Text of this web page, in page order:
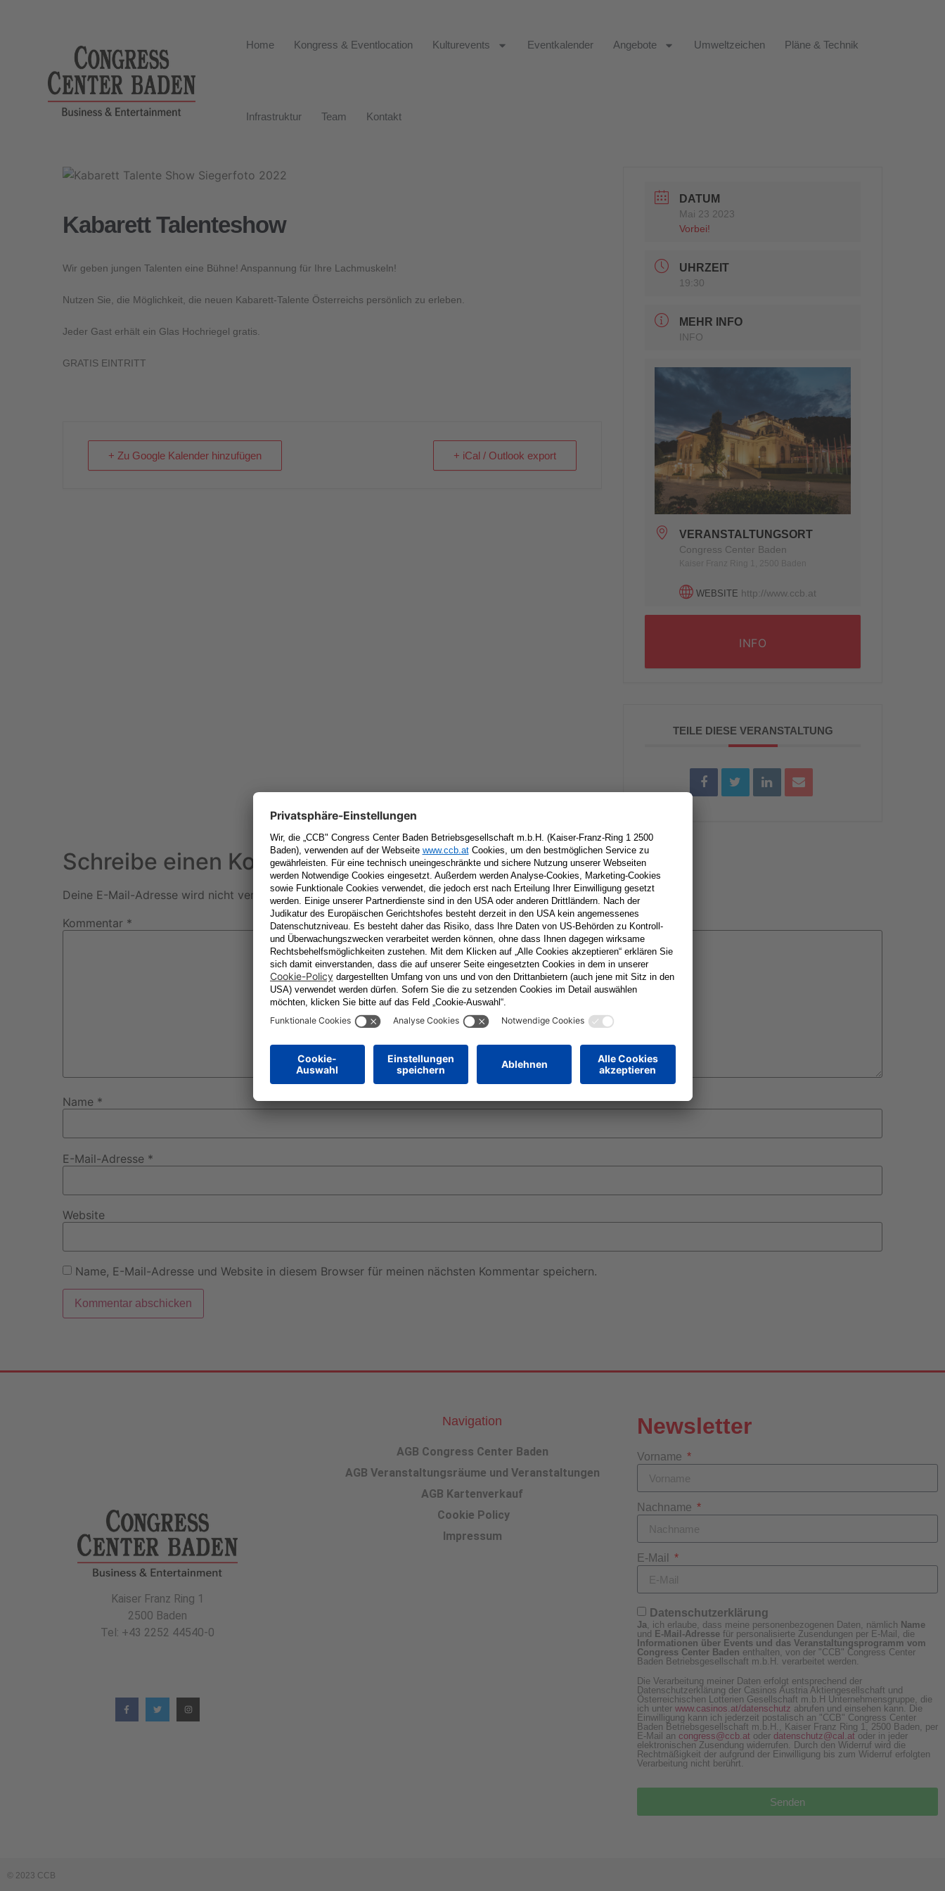
Home Kongress & Eventlocation Kulturevents Eventkalender Angebote Umweltzeichen Pläne & Technik
Infrastruktur Team Kontakt
Kabarett Talenteshow
Wir geben jungen Talenten eine Bühne! Anspannung für Ihre Lachmuskeln!
Nutzen Sie, die Möglichkeit, die neuen Kabarett-Talente Österreichs persönlich zu erleben.
Jeder Gast erhält ein Glas Hochriegel gratis.
GRATIS EINTRITT
+ Zu Google Kalender hinzufügen + iCal / Outlook export
DATUM
Mai 23 2023
Vorbei!
UHRZEIT
19:30
MEHR INFO
INFO
VERANSTALTUNGSORT
Congress Center Baden
WEBSITE http://www.ccb.at
INFO
TEILE DIESE VERANSTALTUNG
Schreibe einen Kommentar
Deine E-Mail-Adresse wird nicht veröffentlicht. Erforderliche Felder sind mit *markiert
Kommentar *
Name *
E-Mail-Adresse *
Website
Name, E-Mail-Adresse und Website in diesem Browser für meinen nächsten Kommentar speichern.
Kaiser Franz Ring 1
2500 Baden
Tel: +43 2252 44540-0
Navigation
AGB Congress Center Baden
AGB Veranstaltungsräume und Veranstaltungen
AGB Kartenverkauf
Cookie Policy
Impressum
Newsletter
Vorname
Nachname
E-Mail
Datenschutzerklärung
Ja, ich erlaube, dass meine personenbezogenen Daten, nämlich Name
und E-Mail-Adressefür personalisierte Zusendungen per E-Mail, die
Informationen über Events und das Veranstaltungsprogramm vom
Congress Center Baden enthalten, von der "CCB" Congress Center
Baden Betriebsgesellschaft m.b.H. verarbeitet werden.
Die Verarbeitung meiner Daten erfolgt entsprechend der
Datenschutzerklärung der Casinos Austria Aktiengesellschaft und
Österreichischen Lotterien Gesellschaft m.b.H Unternehmensgruppe, die
ich unter www.casinos.at/datenschutz abrufen und einsehen kann. Die
Einwilligung kann ich jederzeit postalisch an "CCB" Congress Center
Baden Betriebsgesellschaft m.b.H., Kaiser Franz Ring 1, 2500 Baden, per
E-Mail an congress@ccb.at oder datenschutz@cal.at oder in jeder
elektronischen Zusendung widerrufen. Durch den Widerruf wird die
Rechtmäßigkeit der aufgrund der Einwilligung bis zum Widerruf erfolgten
Verarbeitung nicht berührt.
Senden
© 2023 CCB